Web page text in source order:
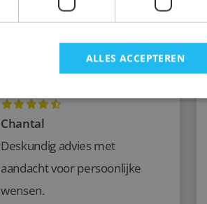
Chantal
Deskundig advies met
aandacht voor persoonlijke
wensen.
ALLES ACCEPTEREN